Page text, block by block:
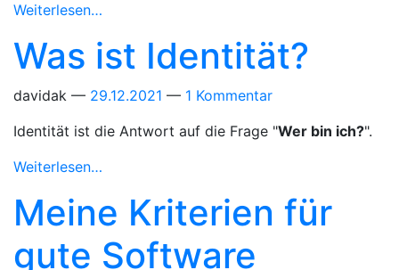
Weiterlesen…
Was ist Identität?
davidak 29.12.2021
1 Kommentar
Identität ist die Antwort auf die Frage "Wer bin ich?".
Weiterlesen…
Meine Kriterien für
gute Software